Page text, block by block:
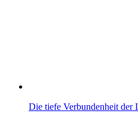
Die tiefe Verbundenheit